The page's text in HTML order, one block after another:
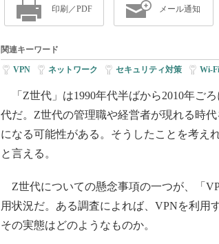
印刷／PDF メール通知
関連キーワード
VPN ネットワーク セキュリティ対策 Wi-Fi
「Z世代」は1990年代半ばから2010年ご
代だ。Z世代の管理職や経営者が現れる時
になる可能性がある。そうしたことを考え
と言える。
Z世代についての懸念事項の一つが、「
用状況だ。ある調査によれば、VPNを利用
その実態はどのようなものか。